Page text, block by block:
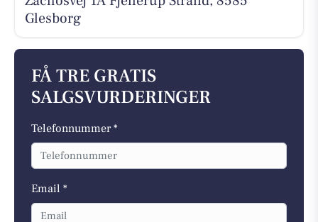
Glesborg
FÅ TRE GRATIS
SALGSVURDERINGER
Telefonnummer *
Email *